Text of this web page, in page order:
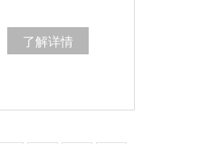
了解详情